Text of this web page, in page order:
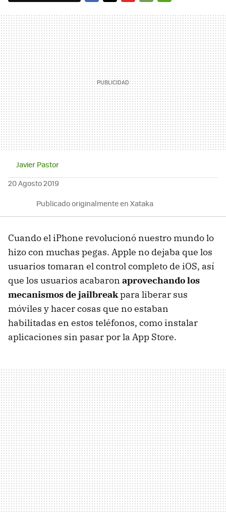
MAIL
Javier Pastor
20 Agosto 2019
Publicado originalmente en Xataka
Cuando el iPhone revolucionó nuestro mundo lo
hizo con muchas pegas. Apple no dejaba que los
usuarios tomaran el control completo de iOS, así
que los usuarios acabaron aprovechando los
mecanismos de jailbreakpara liberar sus
móviles y hacer cosas que no estaban
habilitadas en estos teléfonos, como instalar
aplicaciones sin pasar por la App Store.